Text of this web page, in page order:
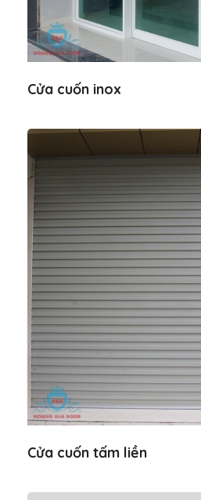
Cửa cuốn inox
Cửa cuốn tấm liền